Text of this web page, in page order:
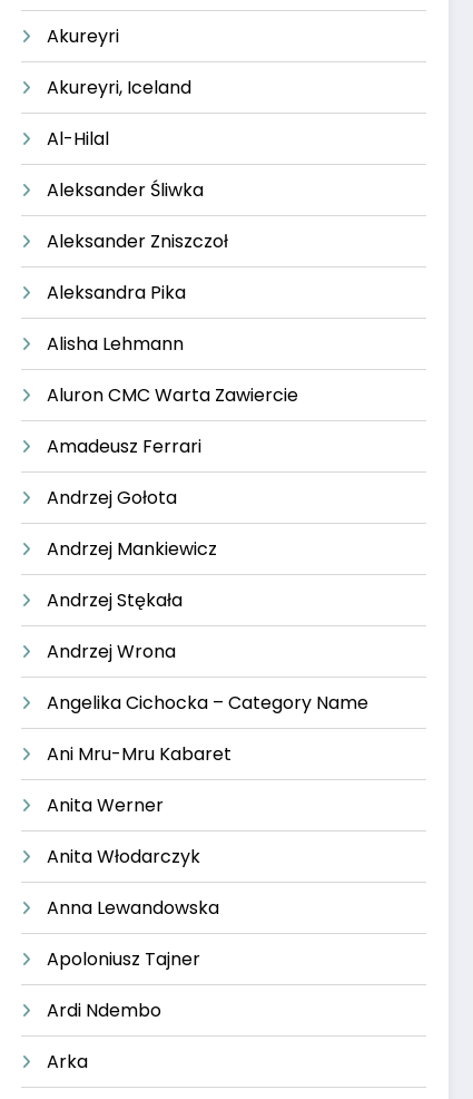
Akureyri
Akureyri, Iceland
Al-Hilal
Aleksander Śliwka
Aleksander Zniszczoł
Aleksandra Pika
Alisha Lehmann
Aluron CMC Warta Zawiercie
Amadeusz Ferrari
Andrzej Gołota
Andrzej Mankiewicz
Andrzej Stękała
Andrzej Wrona
Angelika Cichocka – Category Name
Ani Mru-Mru Kabaret
Anita Werner
Anita Włodarczyk
Anna Lewandowska
Apoloniusz Tajner
Ardi Ndembo
Arka